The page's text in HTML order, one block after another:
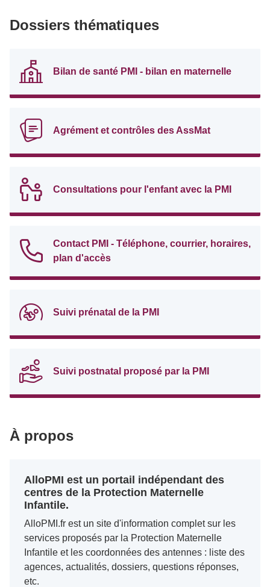
Dossiers thématiques
Bilan de santé PMI - bilan en maternelle
Agrément et contrôles des AssMat
Consultations pour l'enfant avec la PMI
Contact PMI - Téléphone, courrier, horaires,
plan d'accès
Suivi prénatal de la PMI
Suivi postnatal proposé par la PMI
À propos
AlloPMI est un portail indépendant des
centres de la Protection Maternelle
Infantile.
AlloPMI.fr est un site d'information complet sur les
services proposés par la Protection Maternelle
Infantile et les coordonnées des antennes : liste des
agences, actualités, dossiers, questions réponses,
etc.